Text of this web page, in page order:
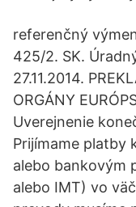
referenčný
425/2. SK.
27.11.2014.
ORGÁNY
Uverejnenie
Prijímame platby
alebo bankovým
alebo IMT) vo